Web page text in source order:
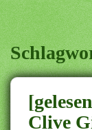
a
i
n
c
o
n
t
e
Clive